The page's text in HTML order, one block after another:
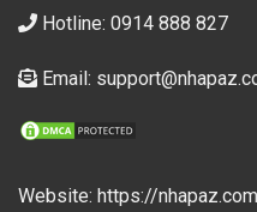
Hotline: 0914 888 827
Email:
Website: https://